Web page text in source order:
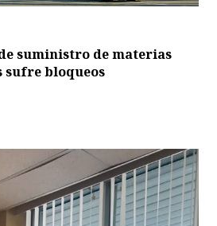
suministro de materias
sufre bloqueos